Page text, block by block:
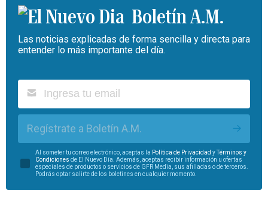
Boletín A.M.
Las noticias explicadas de forma sencilla y directa para
entender lo más importante del día.
Regístrate a Boletín A.M.
Al someter tu correo electrónico, aceptas la Política de Privacidad yTérminos y
Condiciones de El Nuevo Día. Además, aceptas recibir información u ofertas
especiales de productos o servicios de GFR Media, sus afiliadas o de terceros.
Podrás optar salirte de los boletines en cualquier momento.